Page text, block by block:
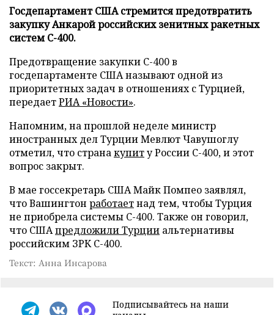
Госдепартамент США стремится предотвратить
закупку Анкарой российских зенитных ракетных
систем С-400.
Предотвращение закупки С-400 в
госдепартаменте США называют одной из
приоритетных задач в отношениях с Турцией,
передаетРИА «Новости».
Напомним, на прошлой неделе министр
иностранных дел Турции Мевлют Чавушоглу
отметил, что странакупиту России С-400, и этот
вопрос закрыт.
В мае госсекретарь США Майк Помпео заявлял,
что Вашингтон работаетнад тем, чтобы Турция
не приобрела системы С-400. Также он говорил,
что СШАпредложили Турции альтернативы
российским ЗРК С-400.
Текст: Анна Инсарова
Подписывайтесь на наши